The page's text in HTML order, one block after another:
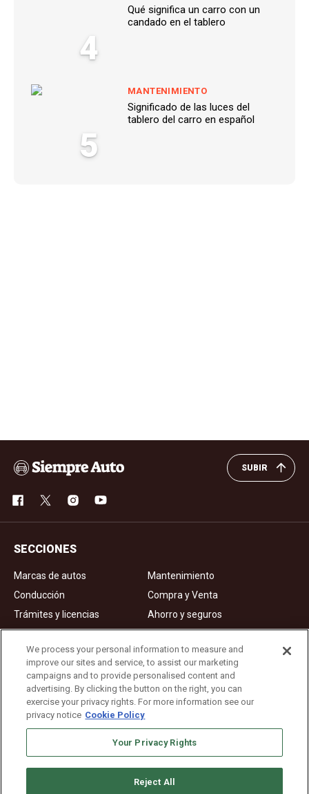
4
Qué significa un carro con un
candado en el tablero
5
MANTENIMIENTO
Significado de las luces del
tablero del carro en español
SUBIR
SECCIONES
Marcas de autos
Mantenimiento
Conducción
Compra y Venta
Trámites y licencias
Ahorro y seguros
Noticias
Videos de autos
Ad Choices
About Us
Editorial Guidelines
We process your personal information to measure and
improve our sites and service, to assist our marketing
campaigns and to provide personalised content and
advertising. By clicking the button on the right, you can
exercise your privacy rights. For more information see our
privacy notice Cookie Policy
Your Privacy Rights
Reject All